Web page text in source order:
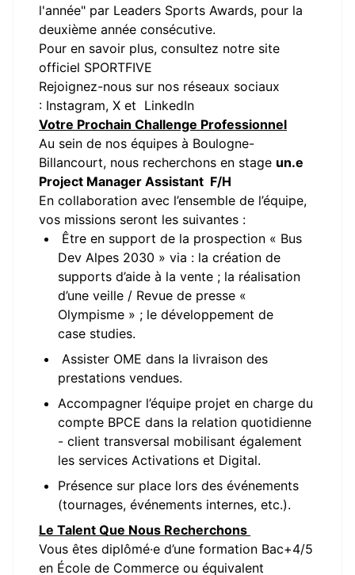
l'année" par Leaders Sports Awards, pour la
deuxième année consécutive.
Pour en savoir plus, consultez notre site
officiel SPORTFIVE
Rejoignez-nous sur nos réseaux sociaux
: Instagram, X et LinkedIn
Votre Prochain Challenge Professionnel
Au sein de nos équipes à Boulogne-
Billancourt, nous recherchons en stage un.e
Project Manager Assistant F/H
En collaboration avec l’ensemble de l’équipe,
vos missions seront les suivantes :
Être en support de la prospection « Bus
Dev Alpes 2030 » via : la création de
supports d’aide à la vente ; la réalisation
d’une veille / Revue de presse «
Olympisme » ; le développement de
case studies.
Assister OME dans la livraison des
prestations vendues.
Accompagner l’équipe projet en charge du
compte BPCE dans la relation quotidienne
- client transversal mobilisant également
les services Activations et Digital.
Présence sur place lors des événements
(tournages, événements internes, etc.).
Le Talent Que Nous Recherchons
Vous êtes diplômé·e d’une formation Bac+4/5
en École de Commerce ou équivalent